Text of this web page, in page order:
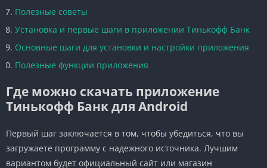
Полезные советы
Установка и первые шаги в приложении Тинькофф Банк
Основные шаги для установки и настройки приложения
Полезные функции приложения
Где можно скачать приложение
Тинькофф Банк для Android
Первый шаг заключается в том, чтобы убедиться, что вы
загружаете программу с надежного источника. Лучшим
вариантом будет официальный сайт или магазин